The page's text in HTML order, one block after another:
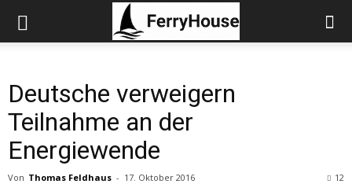
Deutsche verweigern
Teilnahme an der
Energiewende
Von Thomas Feldhaus - 17. Oktober 2016 12